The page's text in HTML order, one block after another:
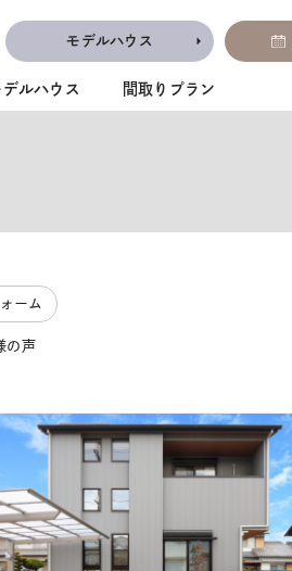
モデルハウス
デルハウス 間取りプラン
ーム
の声